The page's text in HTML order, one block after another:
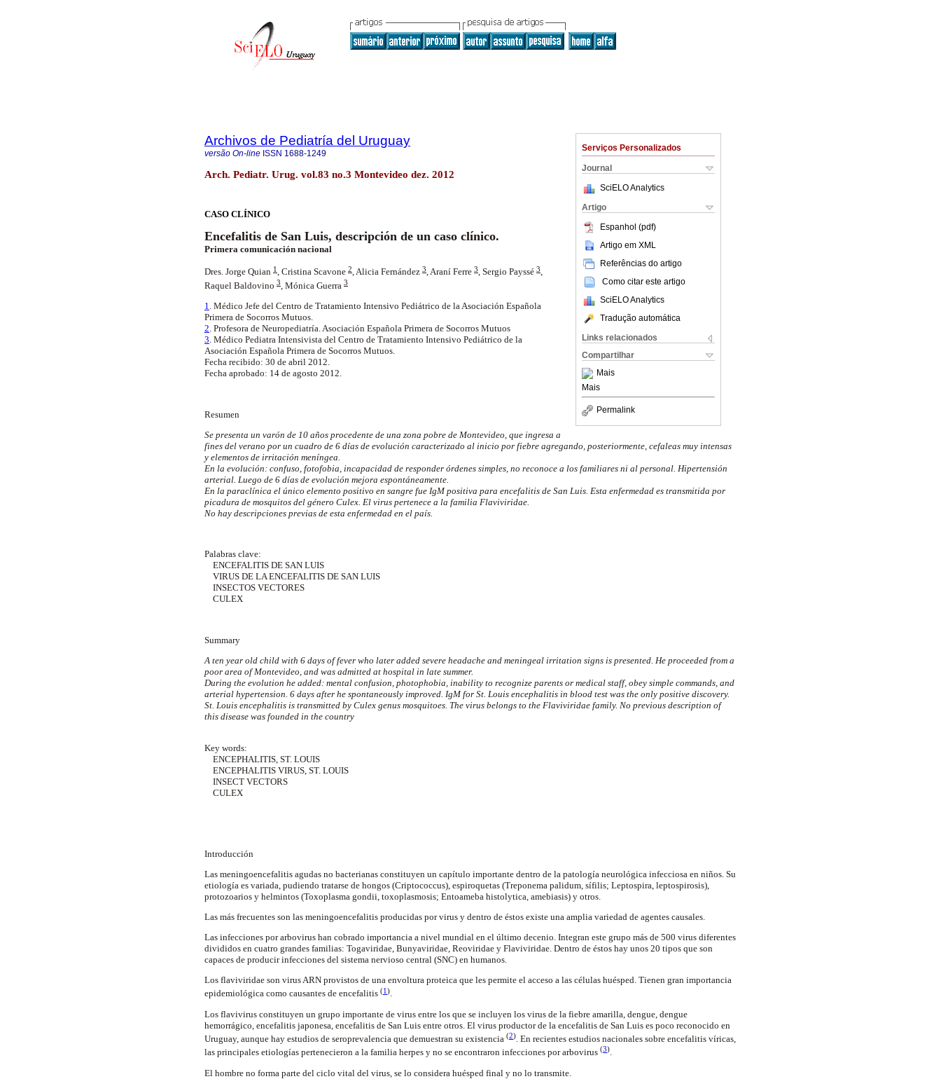
Serviços Personalizados
Journal
SciELO Analytics
Artigo
Espanhol (pdf)
Artigo em XML
Referências do artigo
Como citar este artigo
SciELO Analytics
Tradução automática
Links relacionados
Compartilhar
Mais
Mais
Permalink
Archivos de Pediatría del Uruguay
versão On-line ISSN 1688-1249
Arch. Pediatr. Urug. vol.83 no.3 Montevideo dez. 2012
CASO CLÍNICO
Encefalitis de San Luis, descripción de un caso clínico.
Primera comunicación nacional
Dres. Jorge Quian 1, Cristina Scavone 2,Alicia Fernández 3, Araní Ferre 3, Sergio Payssé 3,
Raquel Baldovino 3, Mónica Guerra 3
1. Médico Jefe del Centro de Tratamiento Intensivo Pediátrico de la Asociación Española
Primera de Socorros Mutuos.
2. Profesora de Neuropediatría. Asociación Española Primera de Socorros Mutuos
3. Médico Pediatra Intensivista del Centro de Tratamiento Intensivo Pediátrico de la
Asociación Española Primera de Socorros Mutuos.
Fecha recibido: 30 de abril 2012.
Fecha aprobado: 14 de agosto 2012.
Resumen
Se presenta un varón de 10 años procedente de una zona pobre de Montevideo, que ingresa a
fines del verano por un cuadro de 6 días de evolución caracterizado al inicio por fiebre agregando, posteriormente, cefaleas muy intensas
y elementos de irritación meníngea.
En la evolución: confuso, fotofobia, incapacidad de responder órdenes simples, no reconoce a los familiares ni al personal. Hipertensión
arterial. Luego de 6 días de evolución mejora espontáneamente.
En la paraclínica el único elemento positivo en sangre fue IgM positiva para encefalitis de San Luis. Esta enfermedad es transmitida por
picadura de mosquitos del género Culex. El virus pertenece a la familia Flaviviridae.
No hay descripciones previas de esta enfermedad en el país.
Palabras clave:
ENCEFALITIS DE SAN LUIS
VIRUS DE LA ENCEFALITIS DE SAN LUIS
INSECTOS VECTORES
CULEX
Summary
A ten year old child with 6 days of fever who later added severe headache and meningeal irritation signs is presented. He proceeded from a
poor area of Montevideo, and was admitted at hospital in late summer.
During the evolution he added: mental confusion, photophobia, inability to recognize parents or medical staff, obey simple commands, and
arterial hypertension. 6 days after he spontaneously improved. IgM for St. Louis encephalitis in blood test was the only positive discovery.
St. Louis encephalitis is transmitted by Culex genus mosquitoes. The virus belongs to the Flaviviridae family. No previous description of
this disease was founded in the country
Key words:
ENCEPHALITIS, ST. LOUIS
ENCEPHALITIS VIRUS, ST. LOUIS
INSECT VECTORS
CULEX
Introducción
Las meningoencefalitis agudas no bacterianas constituyen un capítulo importante dentro de la patología neurológica infecciosa en niños. Su
etiología es variada, pudiendo tratarse de hongos (Criptococcus), espiroquetas (Treponema palidum, sífilis; Leptospira, leptospirosis),
protozoarios y helmintos (Toxoplasma gondii, toxoplasmosis; Entoameba histolytica, amebiasis) y otros.
Las más frecuentes son las meningoencefalitis producidas por virus y dentro de éstos existe una amplia variedad de agentes causales.
Las infecciones por arbovirus han cobrado importancia a nivel mundial en el último decenio. Integran este grupo más de 500 virus diferentes
divididos en cuatro grandes familias: Togaviridae, Bunyaviridae, Reoviridae y Flaviviridae. Dentro de éstos hay unos 20 tipos que son
capaces de producir infecciones del sistema nervioso central (SNC) en humanos.
Los flaviviridae son virus ARN provistos de una envoltura proteica que les permite el acceso a las células huésped. Tienen gran importancia
epidemiológica como causantes de encefalitis (1).
Los flavivirus constituyen un grupo importante de virus entre los que se incluyen los virus de la fiebre amarilla, dengue, dengue
hemorrágico, encefalitis japonesa, encefalitis de San Luis entre otros. El virus productor de la encefalitis de San Luis es poco reconocido en
Uruguay, aunque hay estudios de seroprevalencia que demuestran su existencia (2). En recientes estudios nacionales sobre encefalitis víricas,
las principales etiologías pertenecieron a la familia herpes y no se encontraron infecciones por arbovirus (3).
El hombre no forma parte del ciclo vital del virus, se lo considera huésped final y no lo transmite.